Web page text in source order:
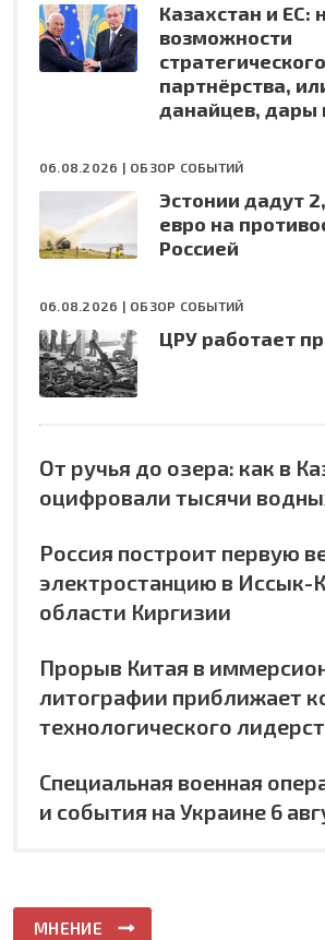
Казахстан и ЕС:
возможности
стратегического
партнёрства,
данайцев, дары
06.08.2026 | ОБЗОР СОБЫТИЙ
Эстонии дадут
евро на
Россией
06.08.2026 | ОБЗОР СОБЫТИЙ
ЦРУ работает
От ручья до озера: как в
оцифровали тысячи
Россия построит первую
электростанцию в Иссык-
области Киргизии
Прорыв Китая в
литографии приближает
технологического
Специальная военная
и события на Украине 6
МНЕНИЕ